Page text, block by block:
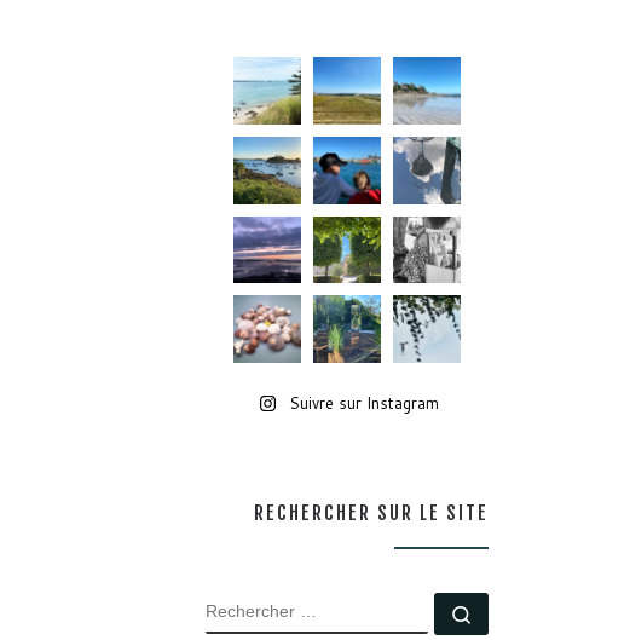
Suivre sur Instagram
RECHERCHER SUR LE SITE
RECHERCHER